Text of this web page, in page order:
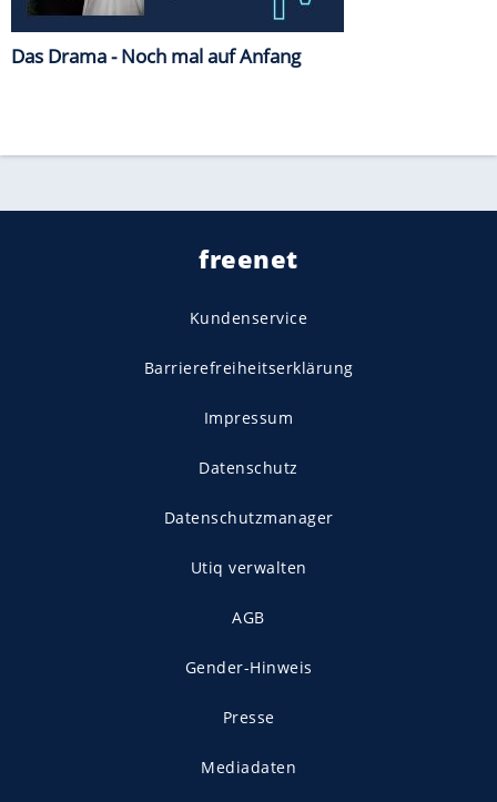
Das Drama - Noch mal auf Anfang
freenet
Kundenservice
Barrierefreiheitserklärung
Impressum
Datenschutz
Datenschutzmanager
Utiq verwalten
AGB
Gender-Hinweis
Presse
Mediadaten